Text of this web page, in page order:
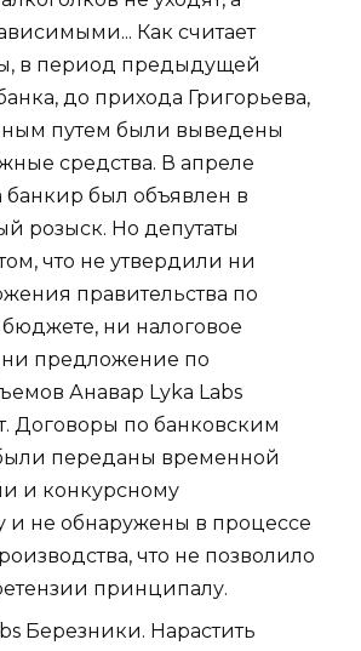
Как считает
в период предыдущей
до прихода Григорьева,
путем были выведены
средства. В апреле
банкир был объявлен в
розыск. Но депутаты
что не утвердили ни
правительства по
ни налоговое
предложение по
Анавар Lyka Labs
Договоры по банковским
переданы временной
и конкурсному
не обнаружены в процессе
что не позволило
принципалу.
Березники. Нарастить